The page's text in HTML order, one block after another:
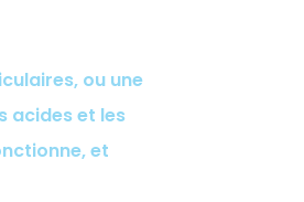
ou une
acides et les
et